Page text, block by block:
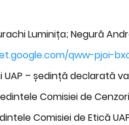
Luminița; Negură
qww-pjoi-
UAP – ședință declarată
Comisiei de
Comisiei de Etică